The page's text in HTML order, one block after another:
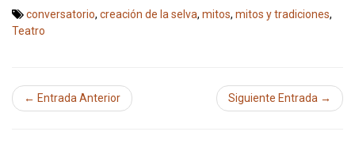
conversatorio, creación de la selva, mitos, mitos y tradiciones,
Teatro
← Entrada Anterior Siguiente Entrada →